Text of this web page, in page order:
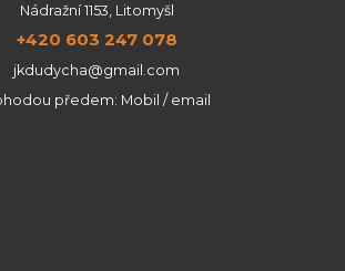
Nádražní 1153, Litomyšl
+420 603 247 078
jkdudycha@gmail.com
předem: Mobil / email